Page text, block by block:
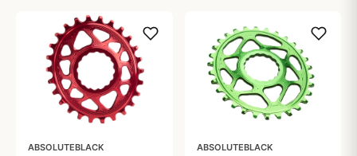
ABSOLUTEBLACK ABSOLUTEBLACK